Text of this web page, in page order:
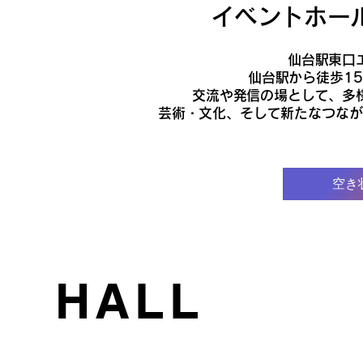
イベントホー
仙台駅東口
仙台駅から徒歩
交流や発信の場として、多
芸術・文化、そして新たなつな
空き
HALL